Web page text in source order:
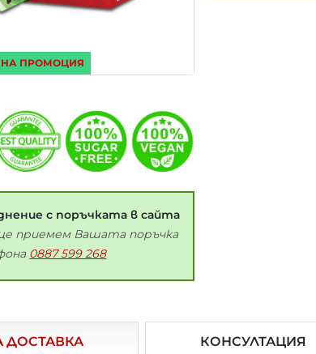
НА ПРОМОЦИЯ
с поръчката в сайта
приемем Вашата поръчка
0887 599 268
ДОСТАВКА КОНСУЛТАЦИЯ